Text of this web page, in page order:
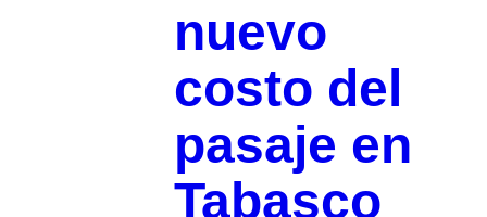
nuevo
costo del
pasaje en
Tabasco